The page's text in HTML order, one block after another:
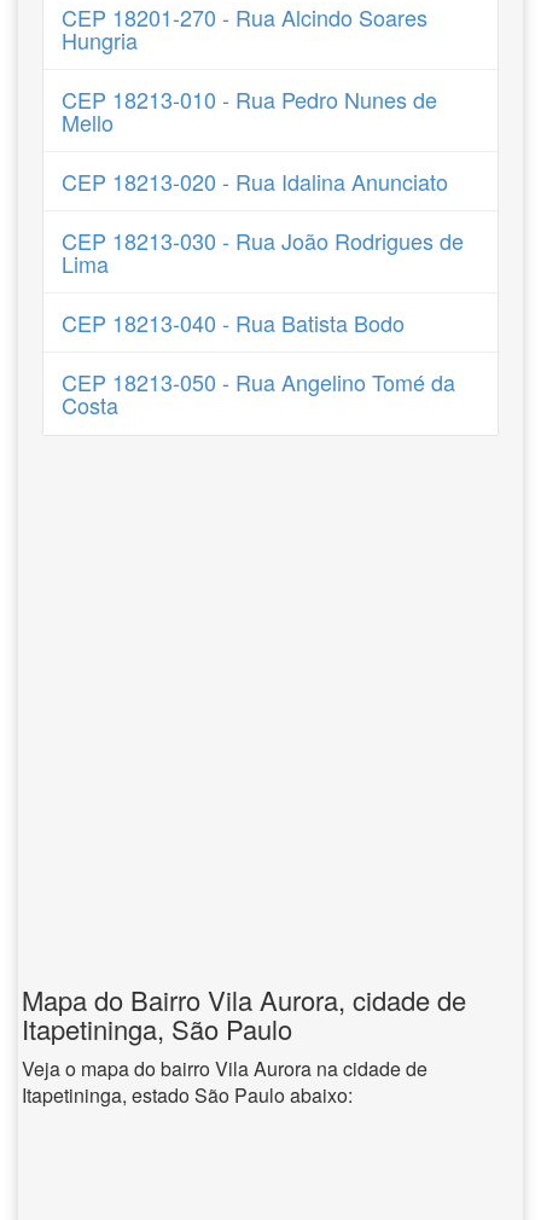
CEP 18201-270 - Rua Alcindo Soares
Hungria
CEP 18213-010 - Rua Pedro Nunes de
Mello
CEP 18213-020 - Rua Idalina Anunciato
CEP 18213-030 - Rua João Rodrigues de
Lima
CEP 18213-040 - Rua Batista Bodo
CEP 18213-050 - Rua Angelino Tomé da
Costa
Mapa do Bairro Vila Aurora, cidade de
Itapetininga, São Paulo
Veja o mapa do bairro Vila Aurora na cidade de
Itapetininga, estado São Paulo abaixo: